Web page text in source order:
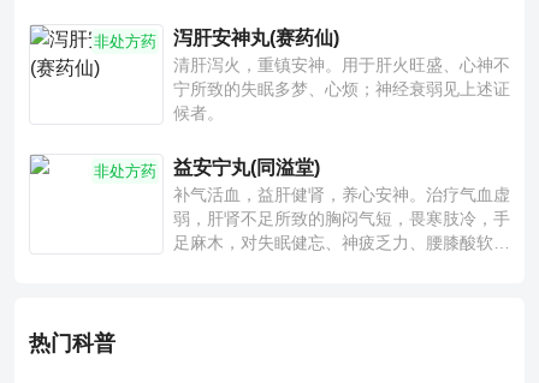
非处方药 泻肝安神丸(赛药仙)
清肝泻火，重镇安神。用于肝火旺盛、心神不
宁所致的失眠多梦、心烦；神经衰弱见上述证
候者。
非处方药 益安宁丸(同溢堂)
补气活血，益肝健肾，养心安神。治疗气血虚
弱，肝肾不足所致的胸闷气短，畏寒肢冷，手
足麻木，对失眠健忘、神疲乏力、腰膝酸软也
热门科普